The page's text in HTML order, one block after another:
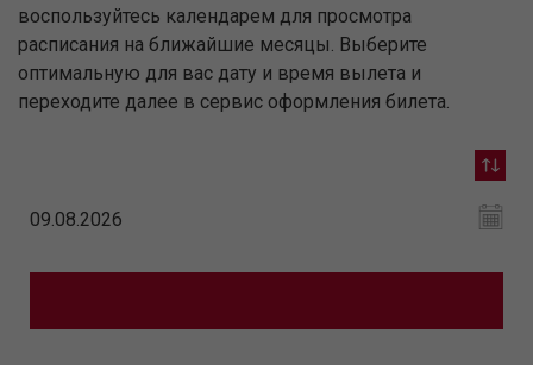
воспользуйтесь календарем для просмотра
расписания на ближайшие месяцы. Выберите
оптимальную для вас дату и время вылета и
переходите далее в сервис оформления билета.